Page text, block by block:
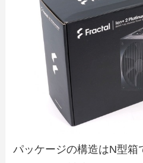
パッケージの構造はN型箱